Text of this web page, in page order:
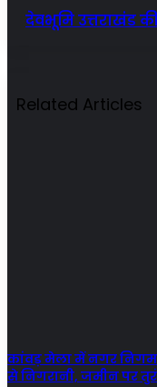
देवभूमि उत्तराखंड
Related Articles
कांवड़ मेला में नगर निगम
से निगरानी, जमीन पर